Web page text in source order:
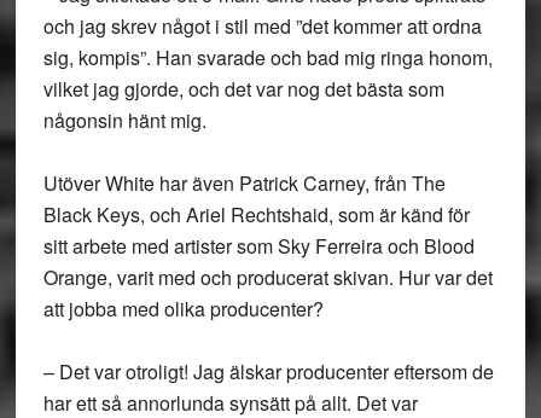
och jag skrev något i stil med ”det kommer att ordna
sig, kompis”. Han svarade och bad mig ringa honom,
vilket jag gjorde, och det var nog det bästa som
någonsin hänt mig.
Utöver White har även Patrick Carney, från The
Black Keys, och Ariel Rechtshaid, som är känd för
sitt arbete med artister som Sky Ferreira och Blood
Orange, varit med och producerat skivan. Hur var det
att jobba med olika producenter?
– Det var otroligt! Jag älskar producenter eftersom de
har ett så annorlunda synsätt på allt. Det var